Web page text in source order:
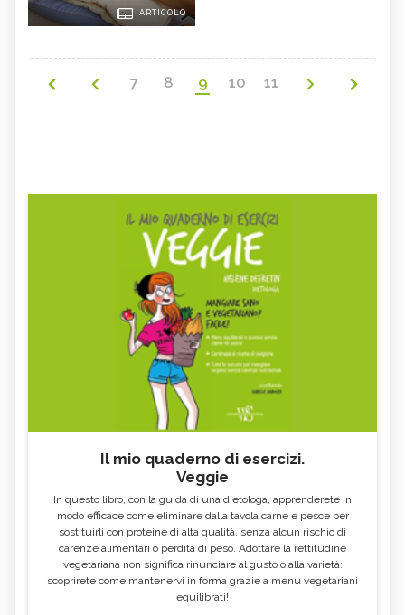
ARTICOLO
7 8 9 10 11
Il mio quaderno di esercizi.
Veggie
In questo libro, con la guida di una dietologa, apprenderete in
modo efficace come eliminare dalla tavola carne e pesce per
sostituirli con proteine di alta qualità, senza alcun rischio di
carenze alimentari o perdita di peso. Adottare la rettitudine
vegetariana non significa rinunciare al gusto o alla varietà:
scoprirete come mantenervi in forma grazie a menu vegetariani
equilibrati!